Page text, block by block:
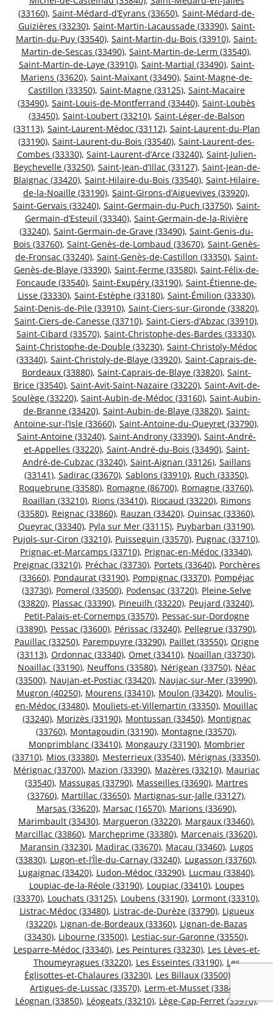
(33160), Saint-Médard-d’Eyrans (33650), Saint-Médard-de-
Guizières (33230), Saint-Martin-Lacaussade (33390), Saint-
Martin-du-Puy (33540), Saint-Martin-du-Bois (33910), Saint-
Martin-de-Sescas (33490), Saint-Martin-de-Lerm (33540),
Saint-Martin-de-Laye (33910), Saint-Martial (33490), Saint-
Mariens (33620), Saint-Maixant (33490), Saint-Magne-de-
Castillon (33350), Saint-Magne (33125), Saint-Macaire
(33490), Saint-Louis-de-Montferrand (33440), Saint-Loubès
(33450), Saint-Loubert (33210), Saint-Léger-de-Balson
(33113), Saint-Laurent-Médoc (33112), Saint-Laurent-du-Plan
(33190), Saint-Laurent-du-Bois (33540), Saint-Laurent-des-
Combes (33330), Saint-Laurent-d’Arce (33240), Saint-Julien-
Beychevelle (33250), Saint-Jean-d’Illac (33127), Saint-Jean-de-
Blaignac (33420), Saint-Hilaire-du-Bois (33540), Saint-Hilaire-
de-la-Noaille (33190), Saint-Girons-d’Aiguevives (33920),
Saint-Gervais (33240), Saint-Germain-du-Puch (33750), Saint-
Germain-d’Esteuil (33340), Saint-Germain-de-la-Rivière
(33240), Saint-Germain-de-Grave (33490), Saint-Genis-du-
Bois (33760), Saint-Genès-de-Lombaud (33670), Saint-Genès-
de-Fronsac (33240), Saint-Genès-de-Castillon (33350), Saint-
Genès-de-Blaye (33390), Saint-Ferme (33580), Saint-Félix-de-
Foncaude (33540), Saint-Exupéry (33190), Saint-Étienne-de-
Lisse (33330), Saint-Estèphe (33180), Saint-Émilion (33330),
Saint-Denis-de-Pile (33910), Saint-Ciers-sur-Gironde (33820),
Saint-Ciers-de-Canesse (33710), Saint-Ciers-d’Abzac (33910),
Saint-Cibard (33570), Saint-Christophe-des-Bardes (33330),
Saint-Christophe-de-Double (33230), Saint-Christoly-Médoc
(33340), Saint-Christoly-de-Blaye (33920), Saint-Caprais-de-
Bordeaux (33880), Saint-Caprais-de-Blaye (33820), Saint-
Brice (33540), Saint-Avit-Saint-Nazaire (33220), Saint-Avit-de-
Soulège (33220), Saint-Aubin-de-Médoc (33160), Saint-Aubin-
de-Branne (33420), Saint-Aubin-de-Blaye (33820), Saint-
Antoine-sur-l’Isle (33660), Saint-Antoine-du-Queyret (33790),
Saint-Antoine (33240), Saint-Androny (33390), Saint-André-
et-Appelles (33220), Saint-André-du-Bois (33490), Saint-
André-de-Cubzac (33240), Saint-Aignan (33126), Saillans
(33141), Sadirac (33670), Sablons (33910), Ruch (33350),
Roquebrune (33580), Romagne (86700), Romagne (33760),
Roaillan (33210), Rions (33410), Riocaud (33220), Rimons
(33580), Reignac (33860), Rauzan (33420), Quinsac (33360),
Queyrac (33340), Pyla sur Mer (33115), Puybarban (33190),
Pujols-sur-Ciron (33210), Puisseguin (33570), Pugnac (33710),
Prignac-et-Marcamps (33710), Prignac-en-Médoc (33340),
Preignac (33210), Préchac (33730), Portets (33640), Porchères
(33660), Pondaurat (33190), Pompignac (33370), Pompéjac
(33730), Pomerol (33500), Podensac (33720), Pleine-Selve
(33820), Plassac (33390), Pineuilh (33220), Peujard (33240),
Petit-Palais-et-Cornemps (33570), Pessac-sur-Dordogne
(33890), Pessac (33600), Périssac (33240), Pellegrue (33790),
Pauillac (33250), Parempuyre (33290), Paillet (33550), Origne
(33113), Ordonnac (33340), Omet (33410), Noaillan (33730),
Noaillac (33190), Neuffons (33580), Nérigean (33750), Néac
(33500), Naujan-et-Postiac (33420), Naujac-sur-Mer (33990),
Mugron (40250), Mourens (33410), Moulon (33420), Moulis-
en-Médoc (33480), Mouliets-et-Villemartin (33350), Mouillac
(33240), Morizès (33190), Montussan (33450), Montignac
(33760), Montagoudin (33190), Montagne (33570),
Monprimblanc (33410), Mongauzy (33190), Mombrier
(33710), Mios (33380), Mesterrieux (33540), Mérignas (33350),
Mérignac (33700), Mazion (33390), Mazères (33210), Mauriac
(33540), Massugas (33790), Masseilles (33690), Martres
(33760), Martillac (33650), Martignas-sur-Jalle (33127),
Marsas (33620), Marsac (16570), Marions (33690),
Marimbault (33430), Margueron (33220), Margaux (33460),
Marcillac (33860), Marcheprime (33380), Marcenais (33620),
Maransin (33230), Madirac (33670), Macau (33460), Lugos
(33830), Lugon-et-l’Île-du-Carnay (33240), Lugasson (33760),
Lugaignac (33420), Ludon-Médoc (33290), Lucmau (33840),
Loupiac-de-la-Réole (33190), Loupiac (33410), Loupes
(33370), Louchats (33125), Loubens (33190), Lormont (33310),
Listrac-Médoc (33480), Listrac-de-Durèze (33790), Ligueux
(33220), Lignan-de-Bordeaux (33360), Lignan-de-Bazas
(33430), Libourne (33500), Lestiac-sur-Garonne (33550),
Lesparre-Médoc (33340), Les Peintures (33230), Les Lèves-et-
Thoumeyragues (33220), Les Esseintes (33190), Les
Églisottes-et-Chalaures (33230), Les Billaux (33500)
Artigues-de-Lussac (33570), Lerm-et-Musset (33840)
Léognan (33850), Léogeats (33210), Lège-Cap-Ferret (33970),